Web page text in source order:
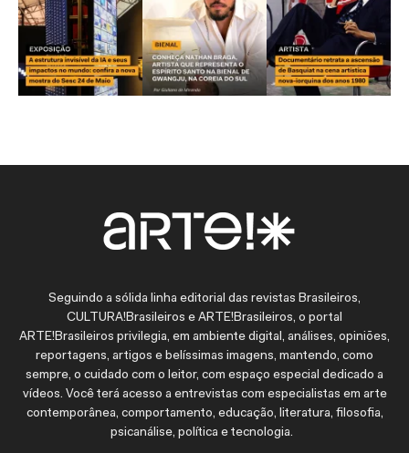
Seguindo a sólida linha editorial das revistas Brasileiros,
CULTURA!Brasileiros e ARTE!Brasileiros, o portal
ARTE!Brasileiros privilegia, em ambiente digital, análises, opiniões,
reportagens, artigos e belíssimas imagens, mantendo, como
sempre, o cuidado com o leitor, com espaço especial dedicado a
vídeos. Você terá acesso a entrevistas com especialistas em arte
contemporânea, comportamento, educação, literatura, filosofia,
psicanálise, política e tecnologia.